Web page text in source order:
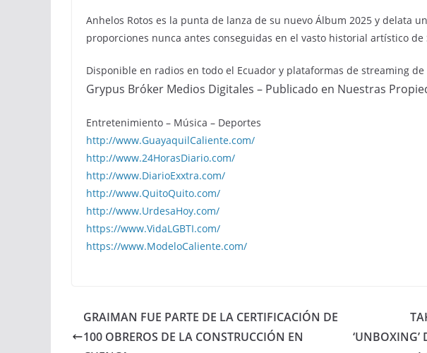
Anhelos Rotos es la punta de lanza de su nuevo Álbum 2025 y delata
proporciones nunca antes conseguidas en el vasto historial artístico de
Disponible en radios en todo el Ecuador y plataformas de streaming
Grypus Bróker Medios Digitales – Publicado en Nuestras
Entretenimiento – Música – Deportes
http://www.GuayaquilCaliente.com/
http://www.24HorasDiario.com/
http://www.DiarioExxtra.com/
http://www.QuitoQuito.com/
http://www.UrdesaHoy.com/
https://www.VidaLGBTI.com/
https://www.ModeloCaliente.com/
GRAIMAN FUE PARTE DE LA CERTIFICACIÓN DE
100 OBREROS DE LA CONSTRUCCIÓN EN
‘UNBOXING’